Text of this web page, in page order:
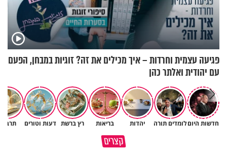
פגיעה עצמית וחרדות – איך מכילים את זה? זוגיות במבחן, הפעם
עם יהודית ואלתר כהן
חדשות היוםלומדים תורה יהדות בריאות רץ ברשת דעות וטורים
קצרים
הבן שלך לא מרגיש כלום, אין לך
סגולה שתעזור לכם למתן את